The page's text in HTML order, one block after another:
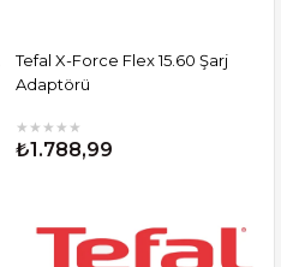
Tefal X-Force Flex 15.60 Şarj
Adaptörü
★ ★ ★ ★ ★
₺1.788,99